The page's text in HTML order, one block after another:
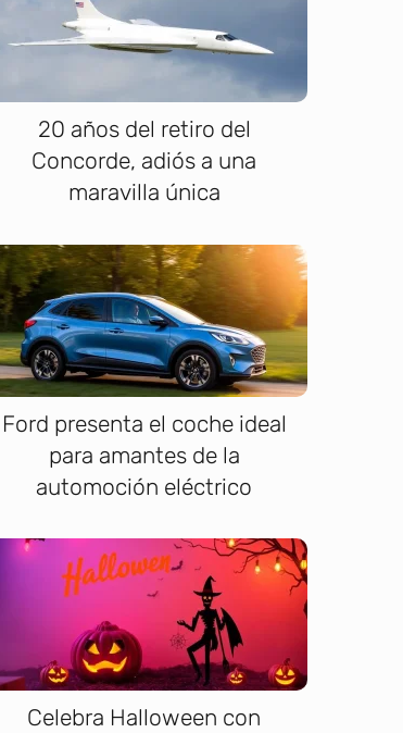
20 años del retiro del
Concorde, adiós a una
maravilla única
Ford presenta el coche ideal
para amantes de la
automoción eléctrico
Celebra Halloween con